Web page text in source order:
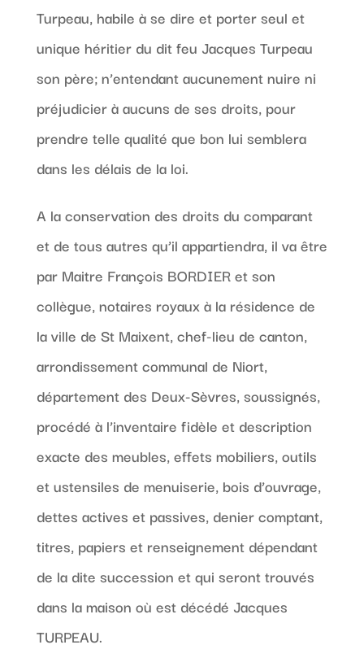
Turpeau, habile à se dire et porter seul et
unique héritier du dit feu Jacques Turpeau
son père; n’entendant aucunement nuire ni
préjudicier à aucuns de ses droits, pour
prendre telle qualité que bon lui semblera
dans les délais de la loi.
A la conservation des droits du comparant
et de tous autres qu’il appartiendra, il va être
par Maitre François BORDIER et son
collègue, notaires royaux à la résidence de
la ville de St Maixent, chef-lieu de canton,
arrondissement communal de Niort,
département des Deux-Sèvres, soussignés,
procédé à l’inventaire fidèle et description
exacte des meubles, effets mobiliers, outils
et ustensiles de menuiserie, bois d’ouvrage,
dettes actives et passives, denier comptant,
titres, papiers et renseignement dépendant
de la dite succession et qui seront trouvés
dans la maison où est décédé Jacques
TURPEAU.